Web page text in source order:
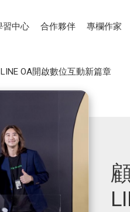
習中心 合作夥伴 專欄作家
OA開啟數位互動新篇章